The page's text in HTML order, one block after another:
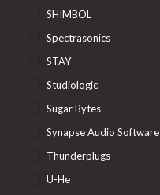
SHIMBOL
Spectrasonics
STAY
Studiologic
Sugar Bytes
Synapse Audio Software
Thunderplugs
U-He